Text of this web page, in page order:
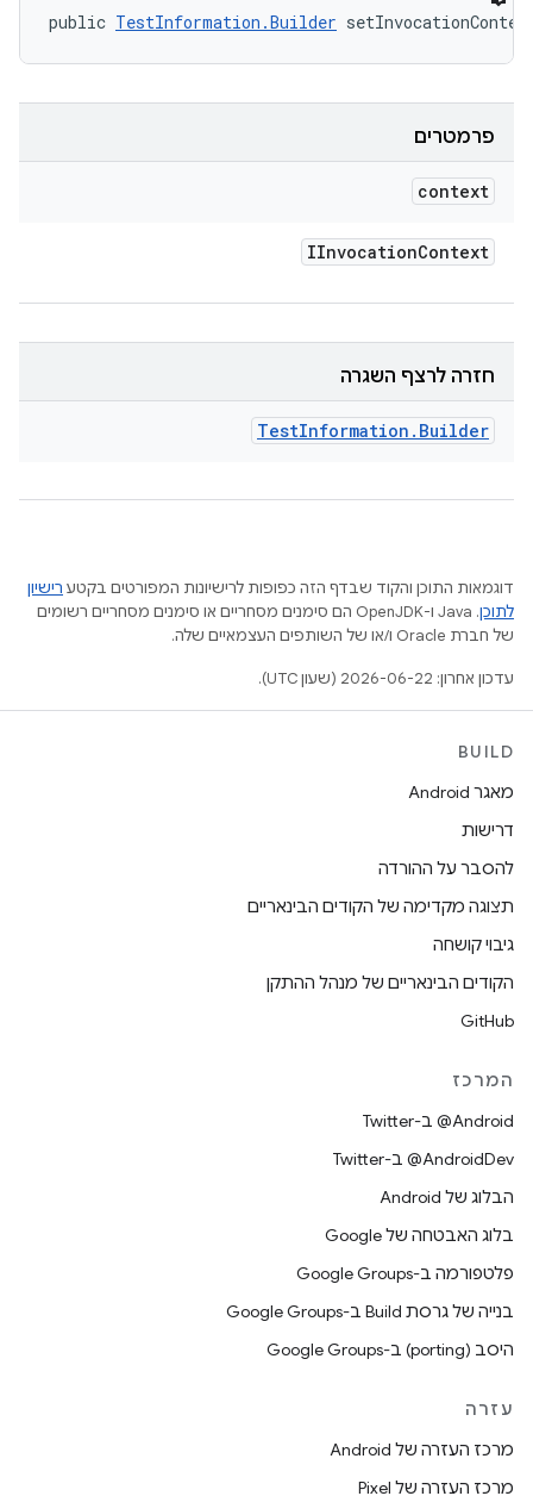
public TestInformation.Builder
פרמטרים
context
IInvocationContext
חזרה לרצף השגרה
TestInformation . Builder
דוגמאות התוכן והקוד שבדף הזה כפופות לרישיונות המפורטים בקטע רישיון
לתוכן
.‏ Java ו-OpenJDK הם סימנים מסחריים או סימנים מסחריים רשומים
של חברת Oracle ו/או של השותפים העצמאיים שלה.
עדכון אחרון: 2026-06-22 (שעון UTC).
BUILD
מאגר Android
דרישות
להסבר על ההורדה
תצוגה מקדימה של הקודים הבינאריים
גיבוי קושחה
הקודים הבינאריים של מנהל ההתקן
GitHub
המרכז
‎@Android ב-Twitter
‎@AndroidDev ב-Twitter
הבלוג של Android
בלוג האבטחה של Google
פלטפורמה ב-Google Groups
בנייה של גרסת Build ב-Google Groups
היסב (porting) ב-Google Groups
עזרה
מרכז העזרה של Android
מרכז העזרה של Pixel